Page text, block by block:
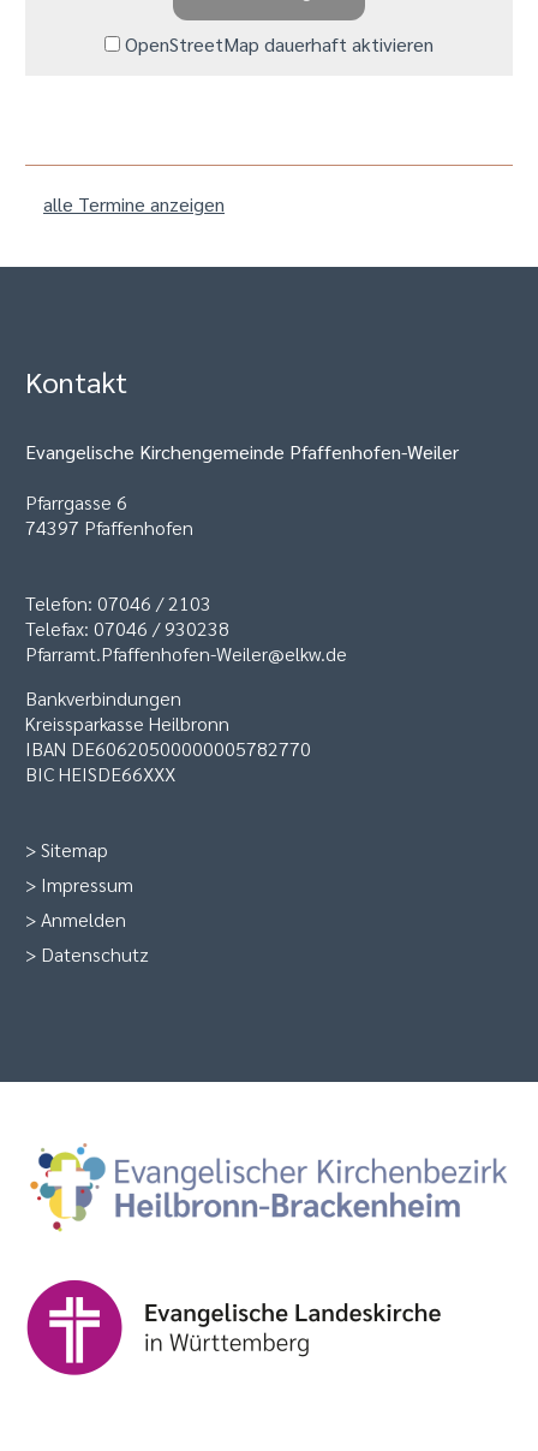
OpenStreetMap dauerhaft aktivieren
alle Termine anzeigen
Kontakt
Evangelische Kirchengemeinde Pfaffenhofen-Weiler
Pfarrgasse 6
74397 Pfaffenhofen
Telefon: 07046 / 2103
Telefax: 07046 / 930238
Pfarramt.Pfaffenhofen-Weiler@elkw.de
Bankverbindungen
Kreissparkasse Heilbronn
IBAN DE60620500000005782770
BIC HEISDE66XXX
>Sitemap
> Impressum
>Anmelden
> Datenschutz